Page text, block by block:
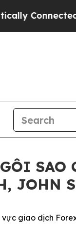
Connected
SAO
JOHN
vực giao dịch